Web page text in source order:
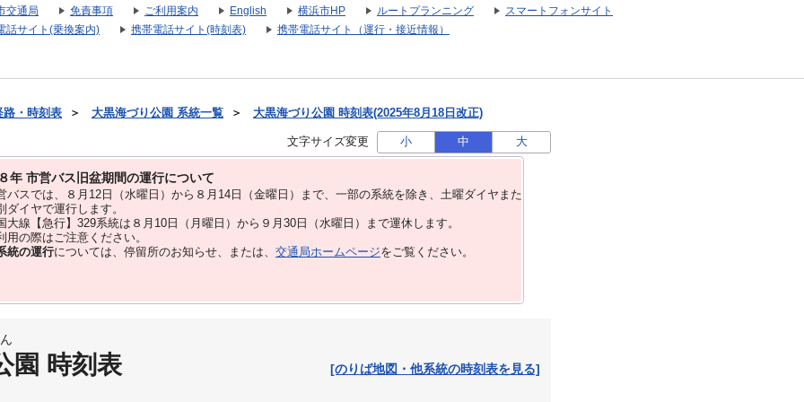
交通局 免責事項 ご利用案内 English 横浜市HP ルートプランニング
スマートフォンサイト
話サイト(乗換案内)
携帯電話サイト(時刻表) 携帯電話サイト（運行・接近情報）
路・時刻表 ＞ 大黒海づり公園 系統一覧 ＞ 大黒海づり公園 時刻表(2025年8月18日改正)
文字サイズ変更 小 中 大
年 市営バス旧盆期間の運行について
スでは、８⽉12⽇（水曜日）から８⽉14⽇（金曜日）まで、⼀部の系統を除き、⼟曜ダイヤまた
ダイヤで運⾏します。
【急行】329系統は８月10日（月曜日）から９月30日（水曜日）まで運休します。
の際はご注意ください。
統の運行については、停留所のお知らせ、または、 交通局ホームページをご覧ください。
園 時刻表 [のりば地図・他系統の時刻表を見る]